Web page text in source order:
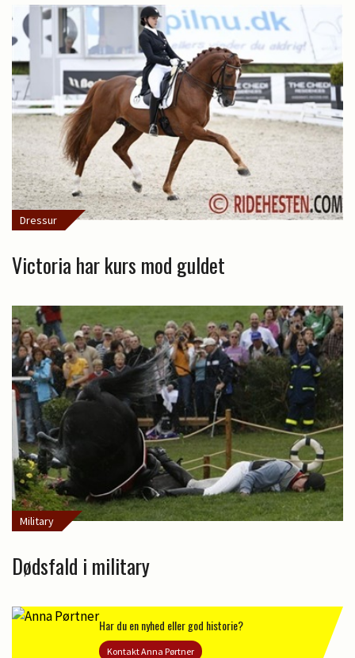
Dressur
Victoria har kurs mod guldet
Military
Dødsfald i military
Har du en nyhed eller god historie?
Kontakt Anna Pørtner